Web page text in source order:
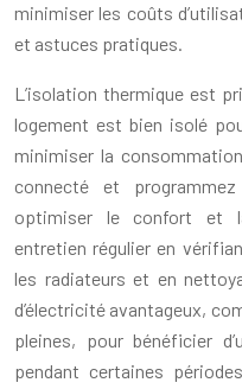
minimiser les coûts
et astuces pratiques.
L’isolation thermique est
logement est bien isolé
minimiser la
connecté et
optimiser le confort et
entretien régulier en
les radiateurs et en
d’électricité avantageux,
pleines, pour bénéficier
pendant certaines